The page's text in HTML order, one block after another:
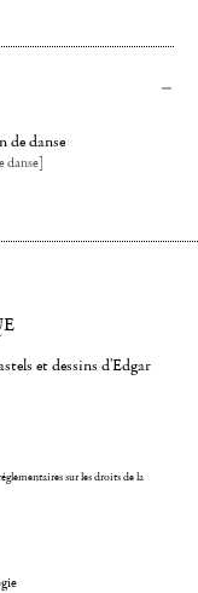
de danse
danse]
et dessins d'Edgar
sur les droits de la